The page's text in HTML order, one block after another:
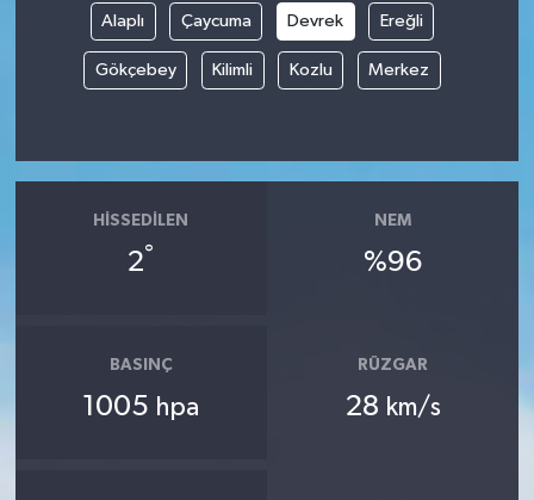
Alaplı Çaycuma Devrek Ereğli
Gökçebey Kilimli Kozlu Merkez
HISSEDILEN
2°
NEM
%96
BASINÇ
1005 hpa
RÜZGAR
28 km/s